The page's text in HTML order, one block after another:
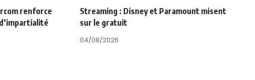
renforce
Streaming : Disney et Paramount misent
sur le gratuit
04/08/2026